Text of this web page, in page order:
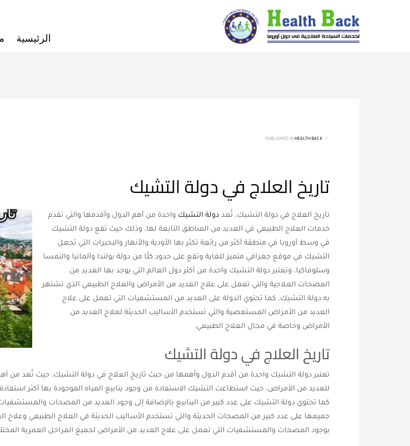
الرئيسية
/
PUBLISHED IN HEALTH BACK
تاريخ العلاج في دولة التشيك
تاريخ العلاج في دولة التشيك، تُعد دولة التشيك واحدة من أهم الدول وأقدمها والتي تقدم
خدمات العلاج الطبيعي في العديد من المناطق التابعة لها، وذلك حيث تقع دولة التشيك
في وسط أوروبا في منطقة أكثر من رائعة تكثر بها الأودية والأنهار والبحيرات التي تجعل
التشيك في موقع جغرافي متميز للغاية وتقع على حدود كلًا من دولة بولندا وألمانيا والنمسا
وسلوفاكيا، وتعتبر دولة التشيك واحدة من أكثر دول العالم التي يوجد بها العديد من
المصحات العلاجية والتي تعمل على علاج العديد من الأمراض والعلاج الطبيعي الذي تشتهر
به دولة التشيك، كما تحتوي الدولة على العديد من المستشفيات التي تعمل على علاج
العديد من الأمراض المستعصية والتي تستخدم الأساليب الحديثة لعلاج العديد من
الأمراض وخاصة في مجال العلاج الطبيعي.
تاريخ العلاج في دولة التشيك
تعتبر دولة التشيك واحدة من أقدم الدول وأهمها من حيث تاريخ العلاج في دولة التشيك، حيث تُعد من
للعديد من الأمراض، حيث استطاعت التشيك الاستفادة من وجود ينابيع المياه الموجودة بها أكثر
جميعها على عدد كبير من المصحات الحديثة والتي تستخدم الأساليب الحديثة في العلاج الطبيعي وعلاج
بوجود المصحات والمستشفيات التي تعمل على علاج العديد من الأمراض لجميع المراحل العمرية